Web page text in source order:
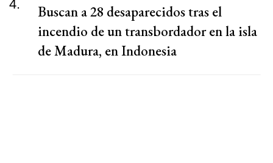
4.
Buscan a 28 desaparecidos tras el
incendio de un transbordador en la isla
de Madura, en Indonesia